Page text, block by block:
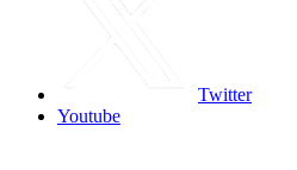
Twitter
Youtube